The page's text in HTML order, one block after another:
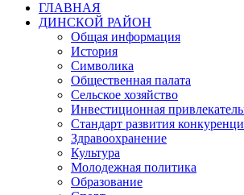
ГЛАВНАЯ
ДИНСКОЙ РАЙОН
Общая информация
История
Символика
Общественная палата
Сельское хозяйство
Инвестиционная
Стандарт развития
Здравоохранение
Культура
Молодежная политика
Образование